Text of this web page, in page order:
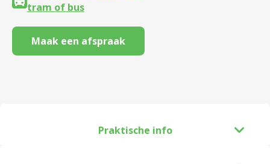
tram of bus
Maak een afspraak
Praktische info